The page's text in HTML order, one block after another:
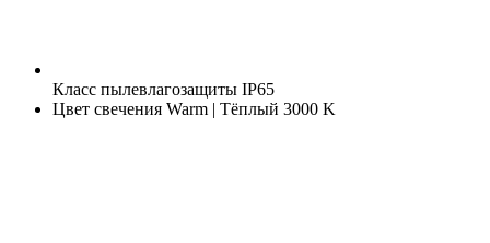
Класс пылевлагозащиты IP65
Цвет свечения Warm | Тёплый 3000 K